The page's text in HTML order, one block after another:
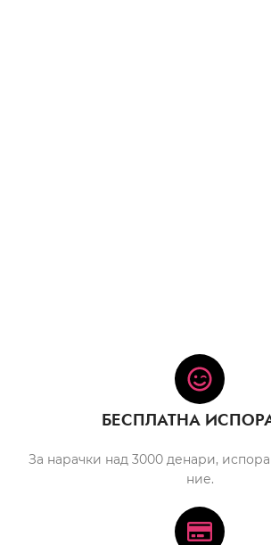
БЕСПЛАТНА
За нарачки над 3000 денари,
ние.